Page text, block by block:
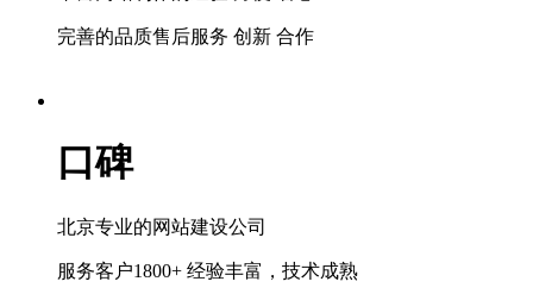
完善的品质售后服务 创新 合作
口碑
北京专业的网站建设公司
服务客户1800+ 经验丰富，技术成熟